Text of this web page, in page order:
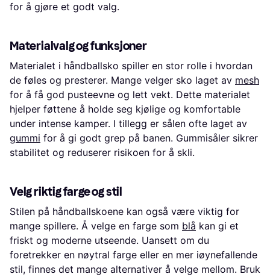
for å gjøre et godt valg.
Materialvalg og funksjoner
Materialet i håndballsko spiller en stor rolle i hvordan
de føles og presterer. Mange velger sko laget av mesh
for å få god pusteevne og lett vekt. Dette materialet
hjelper føttene å holde seg kjølige og komfortable
under intense kamper. I tillegg er sålen ofte laget av
gummi for å gi godt grep på banen. Gummisåler sikrer
stabilitet og reduserer risikoen for å skli.
Velg riktig farge og stil
Stilen på håndballskoene kan også være viktig for
mange spillere. Å velge en farge som blå kan gi et
friskt og moderne utseende. Uansett om du
foretrekker en nøytral farge eller en mer iøynefallende
stil, finnes det mange alternativer å velge mellom. Bruk